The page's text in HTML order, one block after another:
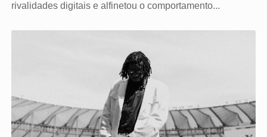
rivalidades digitais e alfinetou o comportamento...